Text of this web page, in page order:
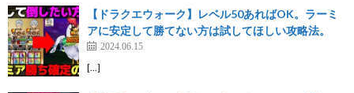
【ドラクエウォーク】レベル50あればOK。ラーミ
アに安定して勝てない方は試してほしい攻略法。
2024.06.15
[…]